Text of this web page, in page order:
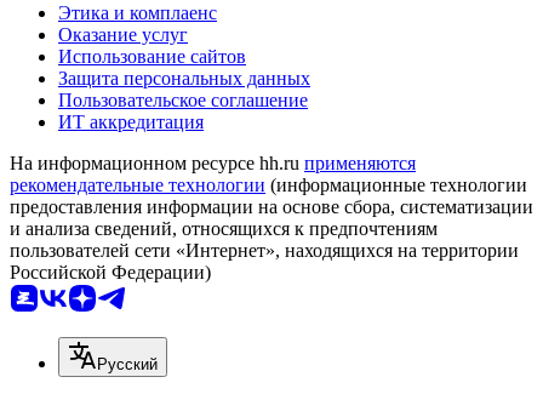
Этика и комплаенс
Оказание услуг
Использование сайтов
Защита персональных данных
Пользовательское соглашение
ИТ аккредитация
На информационном ресурсе hh.ru применяются
рекомендательные технологии (информационные технологии
предоставления информации на основе сбора, систематизации
и анализа сведений, относящихся к предпочтениям
пользователей сети «Интернет», находящихся на территории
Российской Федерации)
Русский